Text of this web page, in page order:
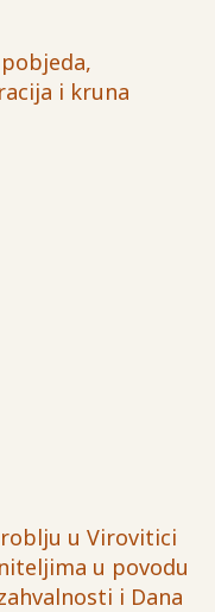
i kruna
u Virovitici
u povodu
i Dana